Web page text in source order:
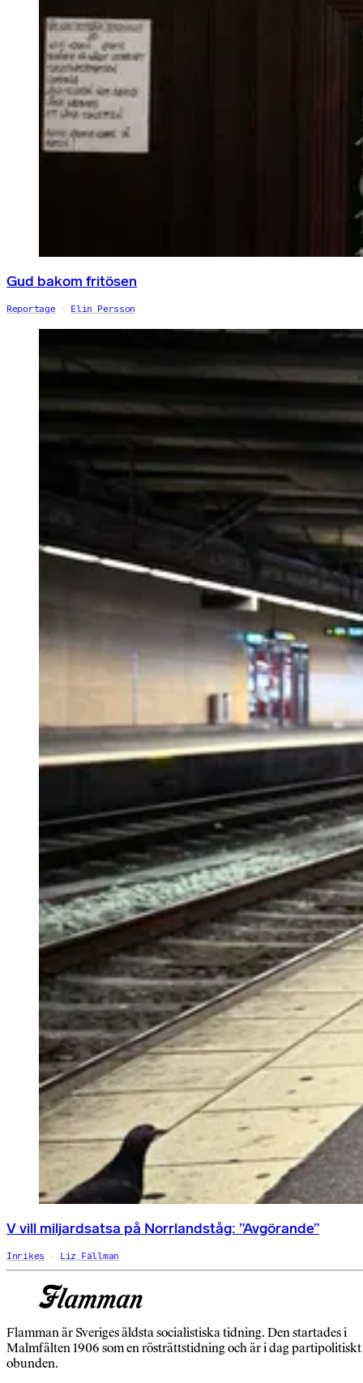
Gud bakom fritösen
Reportage Elin Persson
V vill miljardsatsa på Norrlandståg: ”Avgörande”
Inrikes Liz Fällman
Flamman är Sveriges äldsta socialistiska tidning. Den startades i
Malmfälten 1906 som en rösträttstidning och är i dag partipolitiskt
obunden.